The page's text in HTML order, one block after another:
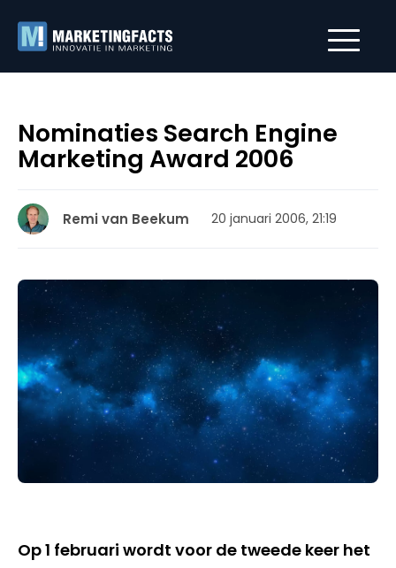
Nominaties Search Engine
Marketing Award 2006
Remi van Beekum 20 januari 2006, 21:19
Op 1 februari wordt voor de tweede keer het